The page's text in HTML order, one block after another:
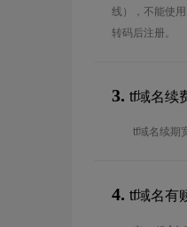
线），不能使
转码后注册。
3. tf域名续
tf域名续期
4. tf域名有